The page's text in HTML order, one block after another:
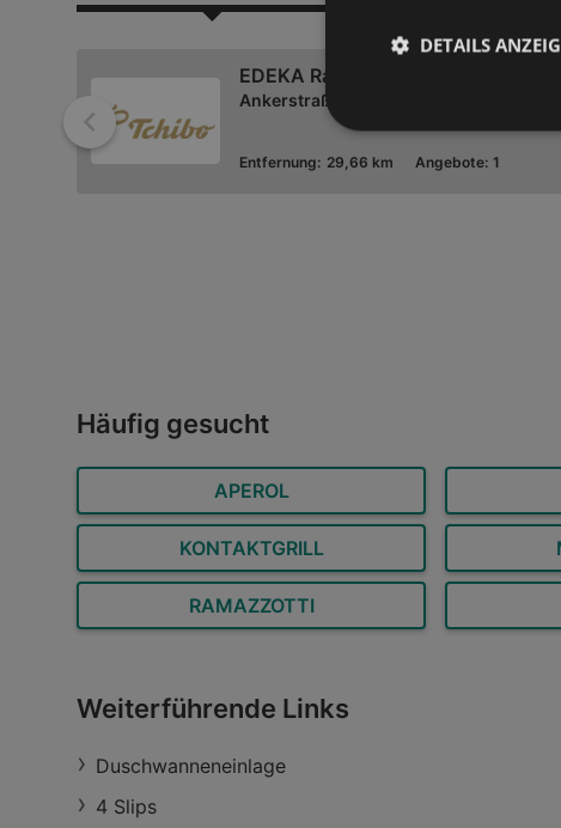
Zurück
EDEKA Rah
Ankerstraße 1, 26736 Krummhörn
Entfernung: 29,66 km Angebote: 1
Häufig gesucht
APEROL
KONTAKTGRILL
RAMAZZOTTI
Weiterführende Links
Duschwanneneinlage
4 Slips
DETAILS